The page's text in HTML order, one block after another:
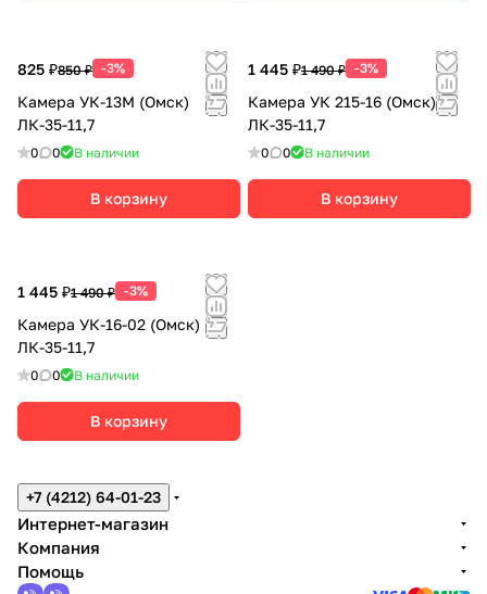
825 ₽850 ₽ -3%
Камера УК-13М (Омск)
ЛК-35-11,7
0 0 В наличии
В корзину
1 445 ₽1 490 ₽ -3%
Камера УК 215-16 (Омск)
ЛК-35-11,7
0 0 В наличии
В корзину
1 445 ₽1 490 ₽ -3%
Камера УК-16-02 (Омск)
ЛК-35-11,7
0 0 В наличии
В корзину
+7 (4212) 64-01-23
Интернет-магазин
Компания
Помощь